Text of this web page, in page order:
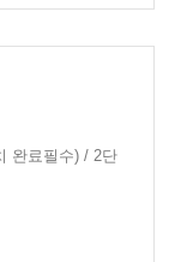
완료필수) / 2단